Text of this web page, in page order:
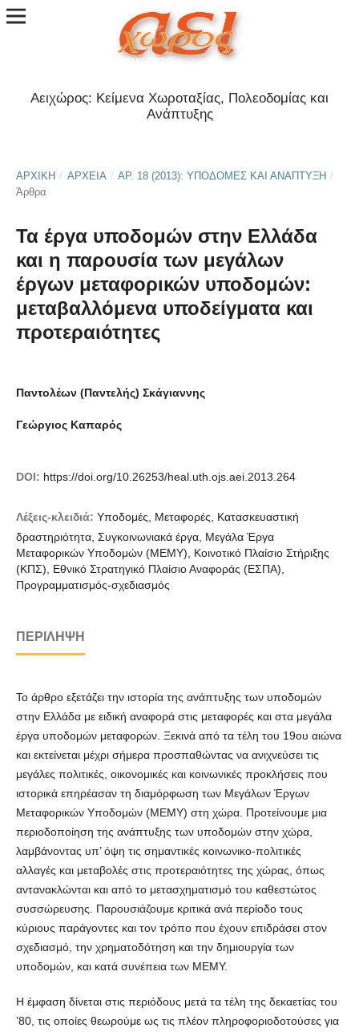
Αειχώρος: Κείμενα Χωροταξίας, Πολεοδομίας και
Ανάπτυξης
ΑΡΧΙΚΉ / ΑΡΧΕΊΑ / ΑΡ. 18 (2013): ΥΠΟΔΟΜΈΣ ΚΑΙ ΑΝΆΠΤΥΞΗ /
Άρθρα
Τα έργα υποδομών στην Ελλάδα
και η παρουσία των μεγάλων
έργων μεταφορικών υποδομών:
μεταβαλλόμενα υποδείγματα και
προτεραιότητες
Παντολέων (Παντελής) Σκάγιαννης
Γεώργιος Καπαρός
DOI: https://doi.org/10.26253/heal.uth.ojs.aei.2013.264
Λέξεις-κλειδιά: Υποδομές, Μεταφορές, Κατασκευαστική
δραστηριότητα, Συγκοινωνιακά έργα, Μεγάλα Έργα
Μεταφορικών Υποδομών (ΜΕΜΥ), Κοινοτικό Πλαίσιο Στήριξης
(ΚΠΣ), Εθνικό Στρατηγικό Πλαίσιο Αναφοράς (ΕΣΠΑ),
Προγραμματισμός-σχεδιασμός
ΠΕΡΊΛΗΨΗ
Το άρθρο εξετάζει την ιστορία της ανάπτυξης των υποδομών
στην Ελλάδα με ειδική αναφορά στις μεταφορές και στα μεγάλα
έργα υποδομών μεταφορών. Ξεκινά από τα τέλη του 19ου αιώνα
και εκτείνεται μέχρι σήμερα προσπαθώντας να ανιχνεύσει τις
μεγάλες πολιτικές, οικονομικές και κοινωνικές προκλήσεις που
ιστορικά επηρέασαν τη διαμόρφωση των Μεγάλων Έργων
Μεταφορικών Υποδομών (ΜΕΜΥ) στη χώρα. Προτείνουμε μια
περιοδοποίηση της ανάπτυξης των υποδομών στην χώρα,
λαμβάνοντας υπ’ όψη τις σημαντικές κοινωνικο-πολιτικές
αλλαγές και μεταβολές στις προτεραιότητες της χώρας, όπως
αντανακλώνται και από το μετασχηματισμό του καθεστώτος
συσσώρευσης. Παρουσιάζουμε κριτικά ανά περίοδο τους
κύριους παράγοντες και τον τρόπο που έχουν επιδράσει στον
σχεδιασμό, την χρηματοδότηση και την δημιουργία των
υποδομών, και κατά συνέπεια των ΜΕΜΥ.
Η έμφαση δίνεται στις περιόδους μετά τα τέλη της δεκαετίας του
’80, τις οποίες θεωρούμε ως τις πλέον πληροφοριοδοτούσες για